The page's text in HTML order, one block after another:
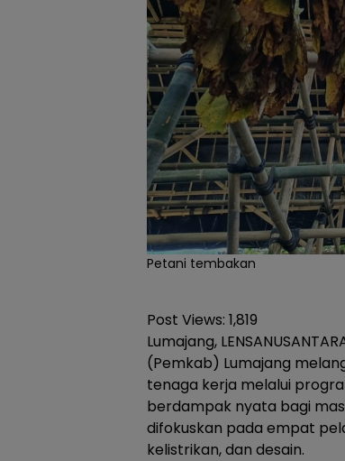
Petani tembakan
Post Views: 1,819
Lumajang,
(Pemkab) Lumajang
tenaga kerja melalui
berdampak nyata bagi
difokuskan pada empat
kelistrikan, dan desain.